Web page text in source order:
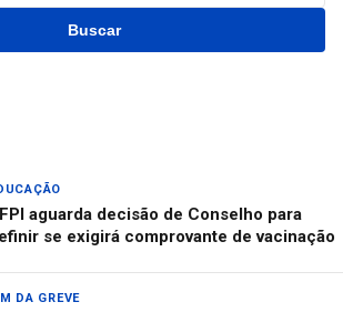
Buscar
aguarda decisão de Conselho para
se exigirá comprovante de vacinação
DA GREVE